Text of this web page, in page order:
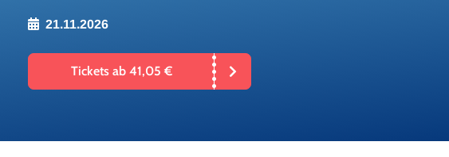
21.11.2026
Tickets ab 41,05 €